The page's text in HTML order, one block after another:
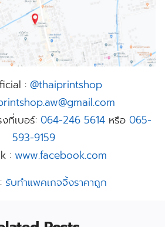
: @thaiprintshop
ที่เบอร์: 064-246 5614หรือ 065-
593-9159
: www.facebook.com
รับทําแพคเกจจิ้งราคาถูก